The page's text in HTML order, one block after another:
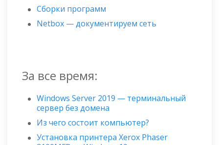
Сборки программ
Netbox — документируем сеть
За все время:
Windows Server 2019 — терминальный
сервер без домена
Из чего состоит компьютер?
Установка принтера Xerox Phaser